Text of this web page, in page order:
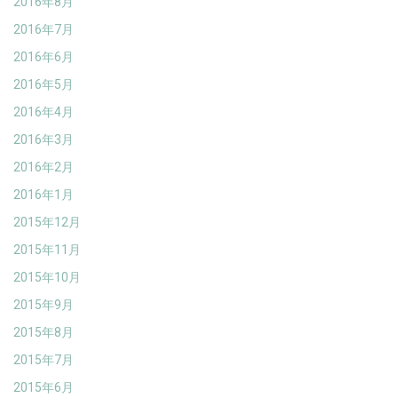
2016年7月
2016年6月
2016年5月
2016年4月
2016年3月
2016年2月
2016年1月
2015年12月
2015年11月
2015年10月
2015年9月
2015年8月
2015年7月
2015年6月